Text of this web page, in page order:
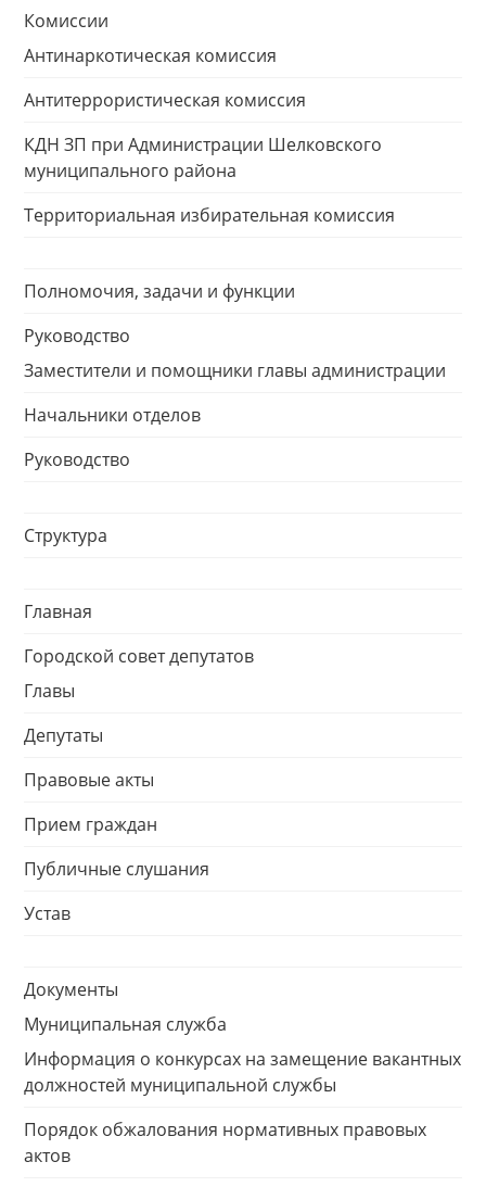
Комиссии
Антинаркотическая комиссия
Антитеррористическая комиссия
КДН ЗП при Администрации Шелковского
муниципального района
Территориальная избирательная комиссия
Полномочия, задачи и функции
Руководство
Заместители и помощники главы администрации
Начальники отделов
Руководство
Структура
Главная
Городской совет депутатов
Главы
Депутаты
Правовые акты
Прием граждан
Публичные слушания
Устав
Документы
Муниципальная служба
Информация о конкурсах на замещение вакантных
должностей муниципальной службы
Порядок обжалования нормативных правовых
актов